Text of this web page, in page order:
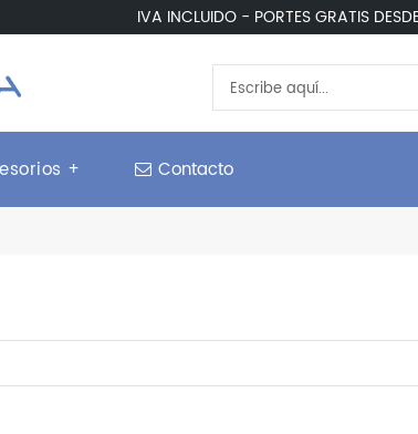
IVA INCLUIDO - PORTES GRATIS
+ Contacto